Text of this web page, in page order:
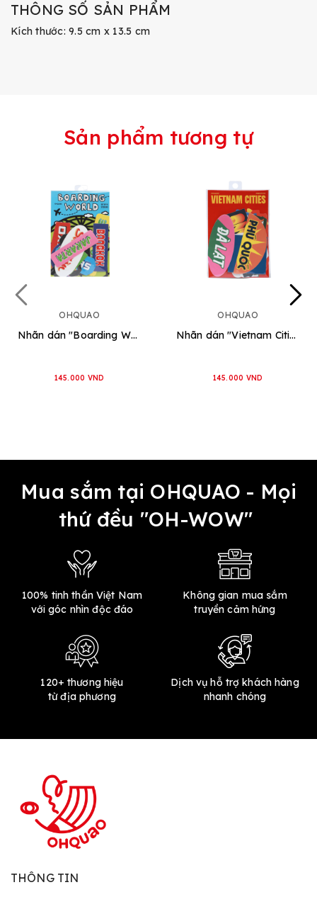
THÔNG SỐ SẢN PHẨM
Kích thước: 9.5 cm x 13.5 cm
Sản phẩm tương tự
OHQUAO
Nhãn dán "Boarding World"
145.000 VND
OHQUAO
Nhãn dán "Vietnam Cities"
145.000 VND
Mua sắm tại OHQUAO - Mọi
thứ đều "OH-WOW"
100% tinh thần Việt Nam
với góc nhìn độc đáo
Không gian mua sắm
truyền cảm hứng
120+ thương hiệu
từ địa phương
Dịch vụ hỗ trợ khách hàng
nhanh chóng
THÔNG TIN